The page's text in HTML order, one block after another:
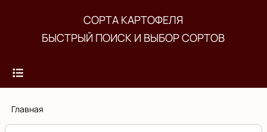
основному
СОРТА КАРТОФЕЛЯ
БЫСТРЫЙ ПОИСК И ВЫБОР СОРТОВ
Строка
Главная